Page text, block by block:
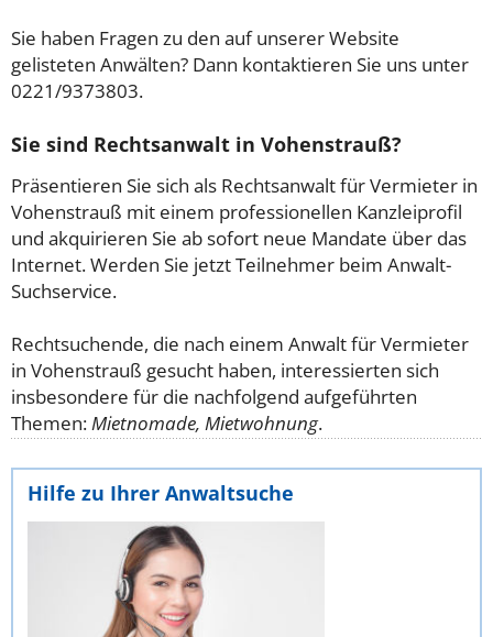
Sie haben Fragen zu den auf unserer Website
gelisteten Anwälten? Dann kontaktieren Sie uns unter
0221/9373803.
Sie sind Rechtsanwalt in Vohenstrauß?
Präsentieren Sie sich als Rechtsanwalt für Vermieter in
Vohenstrauß mit einem professionellen Kanzleiprofil
und akquirieren Sie ab sofort neue Mandate über das
Internet. Werden Sie jetzt Teilnehmer beim Anwalt-
Suchservice.
Rechtsuchende, die nach einem Anwalt für Vermieter
in Vohenstrauß gesucht haben, interessierten sich
insbesondere für die nachfolgend aufgeführten
Themen:Mietnomade, Mietwohnung.
Hilfe zu Ihrer Anwaltsuche